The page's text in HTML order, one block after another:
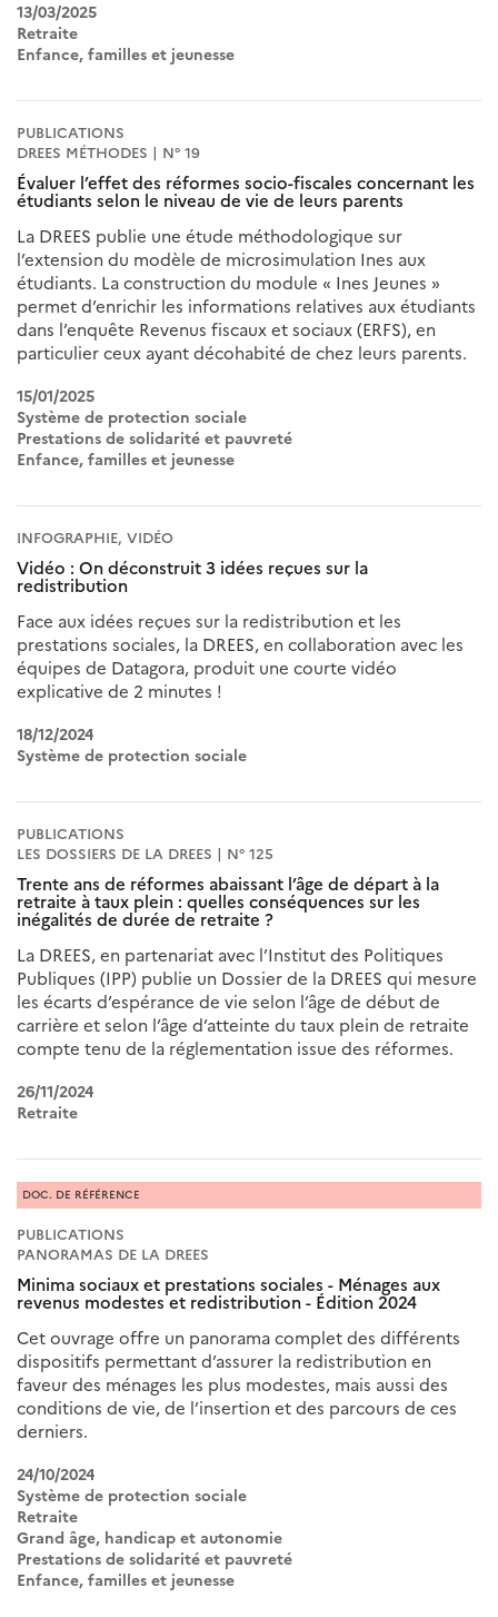
13/03/2025
Retraite
Enfance, familles et jeunesse
PUBLICATIONS
DREES MÉTHODES | N° 19
Évaluer l’effet des réformes socio-fiscales concernant les
étudiants selon le niveau de vie de leurs parents
La DREES publie une étude méthodologique sur
l’extension du modèle de microsimulation Ines aux
étudiants. La construction du module « Ines Jeunes »
permet d’enrichir les informations relatives aux étudiants
dans l’enquête Revenus fiscaux et sociaux (ERFS), en
particulier ceux ayant décohabité de chez leurs parents.
15/01/2025
Système de protection sociale
Prestations de solidarité et pauvreté
Enfance, familles et jeunesse
INFOGRAPHIE, VIDÉO
Vidéo : On déconstruit 3 idées reçues sur la
redistribution
Face aux idées reçues sur la redistribution et les
prestations sociales, la DREES, en collaboration avec les
équipes de Datagora, produit une courte vidéo
explicative de 2 minutes !
18/12/2024
Système de protection sociale
PUBLICATIONS
LES DOSSIERS DE LA DREES | N° 125
Trente ans de réformes abaissant l’âge de départ à la
retraite à taux plein : quelles conséquences sur les
inégalités de durée de retraite ?
La DREES, en partenariat avec l’Institut des Politiques
Publiques (IPP) publie un Dossier de la DREES qui mesure
les écarts d’espérance de vie selon l’âge de début de
carrière et selon l’âge d’atteinte du taux plein de retraite
compte tenu de la réglementation issue des réformes.
26/11/2024
Retraite
PUBLICATIONS
PANORAMAS DE LA DREES
Minima sociaux et prestations sociales - Ménages aux
revenus modestes et redistribution - Édition 2024
Cet ouvrage offre un panorama complet des différents
dispositifs permettant d’assurer la redistribution en
faveur des ménages les plus modestes, mais aussi des
conditions de vie, de l’insertion et des parcours de ces
derniers.
DOC. DE RÉFÉRENCE
24/10/2024
Système de protection sociale
Retraite
Grand âge, handicap et autonomie
Prestations de solidarité et pauvreté
Enfance, familles et jeunesse